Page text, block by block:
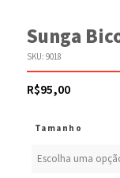
Sunga
SKU: 9018
R$95,00
Tamanho